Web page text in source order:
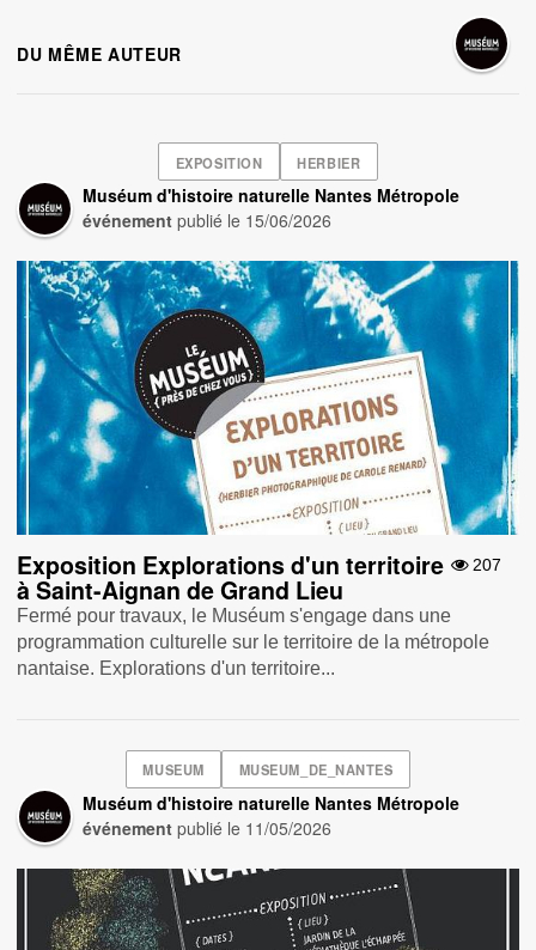
DU MÊME AUTEUR
EXPOSITION HERBIER
Muséum d'histoire naturelle Nantes Métropole
événement publié le 15/06/2026
207
Exposition Explorations d'un territoire
à Saint-Aignan de Grand Lieu
Fermé pour travaux, le Muséum s'engage dans une
programmation culturelle sur le territoire de la métropole
nantaise. Explorations d'un territoire...
MUSEUM MUSEUM_DE_NANTES
Muséum d'histoire naturelle Nantes Métropole
événement publié le 11/05/2026